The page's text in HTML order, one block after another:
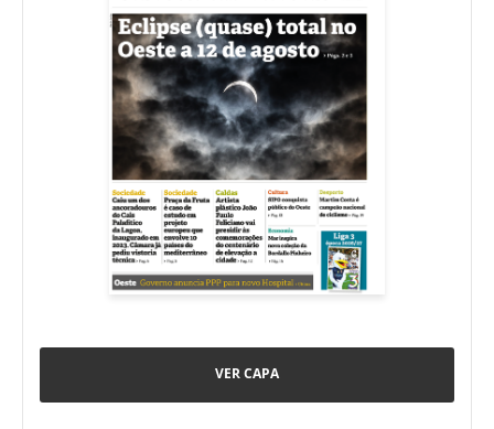
VER CAPA